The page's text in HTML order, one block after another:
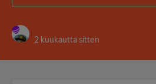
2 kuukautta sitten